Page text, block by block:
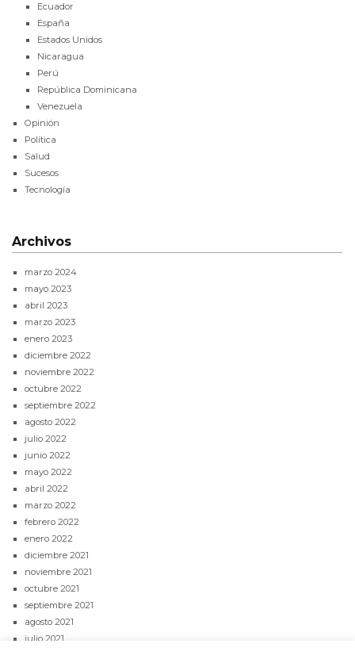
Ecuador
España
Estados Unidos
Nicaragua
Perú
República Dominicana
Venezuela
Opinión
Política
Salud
Sucesos
Tecnología
Archivos
marzo 2024
mayo 2023
abril 2023
marzo 2023
enero 2023
diciembre 2022
noviembre 2022
octubre 2022
septiembre 2022
agosto 2022
julio 2022
junio 2022
mayo 2022
abril 2022
marzo 2022
febrero 2022
enero 2022
diciembre 2021
noviembre 2021
octubre 2021
septiembre 2021
agosto 2021
julio 2021